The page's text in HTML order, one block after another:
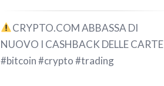
CRYPTO.COM ABBASSA DI
NUOVO I CASHBACK DELLE CARTE
#bitcoin #crypto #trading